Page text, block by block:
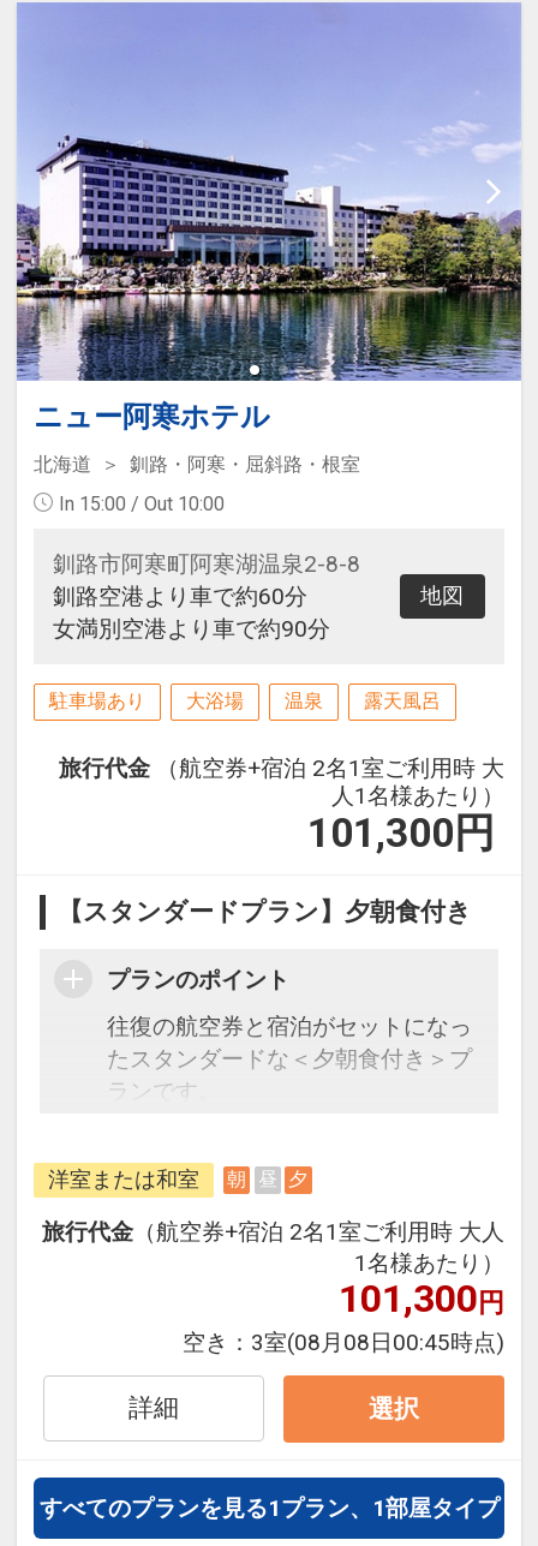
ニュー阿寒ホテル
北海道
釧路・阿寒・屈斜路・根室
In 15:00 / Out 10:00
釧路市阿寒町阿寒湖温泉2-8-8
釧路空港より車で約60分
女満別空港より車で約90分
地図
駐車場あり 大浴場 温泉 露天風呂
旅行代金
（航空券+宿泊 2名1室ご利用時 大
人1名様あたり）
101,300 円
【スタンダードプラン】夕朝食付き
プランのポイント
往復の航空券と宿泊がセットになっ
たスタンダードな＜夕朝食付き＞プ
ランです。
できるダイナミックパッケージだか
ら、一都市滞在はもちろん周遊旅行
にも最適！
旅行期間中の1泊だけの宿泊や延
泊・飛び泊なども自由自在です。
フライトは、安心のJAL（または
JALグループ）確約！フライトマイ
ル50%貯まります。
オプションでレンタカーや現地交
通・体験プランなどの追加（同時予
約）が可能なプランもございます。
洋室または和室 朝 昼 夕
旅行代金 （航空券+宿泊 2名1室ご利用時 大人
1名様あたり）
101,300円
空き： 3室(08月08日00:45時点)
詳細 選択
すべてのプランを見る1プラン、1部屋タイプ